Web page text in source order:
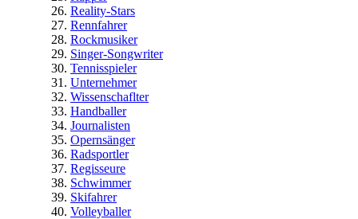
Reality-Stars
Rennfahrer
Rockmusiker
Singer-Songwriter
Tennisspieler
Unternehmer
Wissenschaflter
Handballer
Journalisten
Opernsänger
Radsportler
Regisseure
Schwimmer
Skifahrer
Volleyballer